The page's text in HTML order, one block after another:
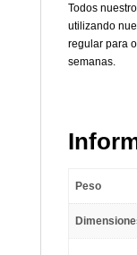
Todos
utilizando
regular para
semanas.
Peso